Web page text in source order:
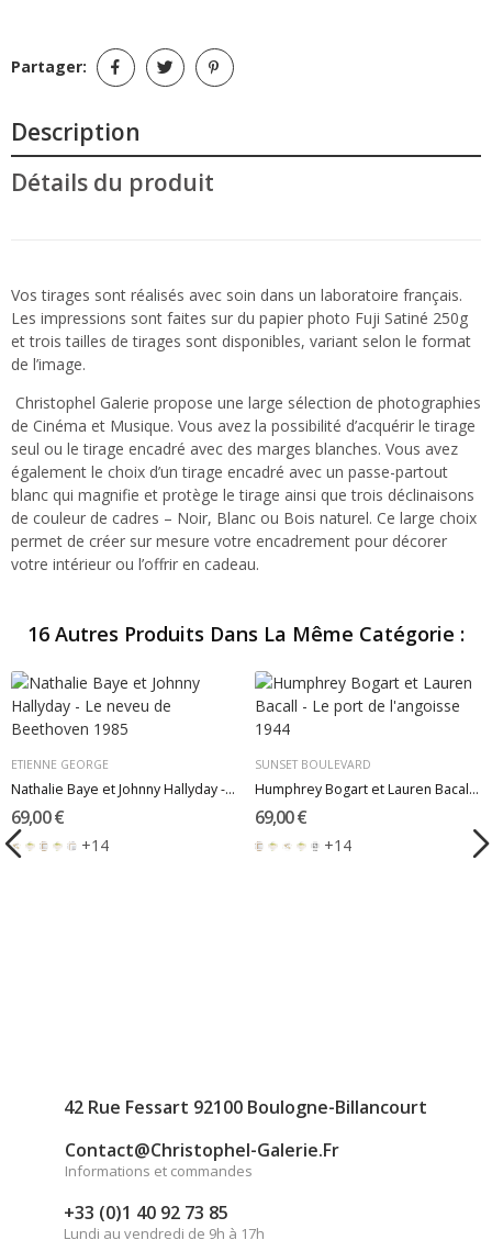
Partager:
Description
Détails du produit
Vos tirages sont réalisés avec soin dans un laboratoire français.
Les impressions sont faites sur du papier photo Fuji Satiné 250g
et trois tailles de tirages sont disponibles, variant selon le format
de l’image.
Christophel Galerie propose une large sélection de photographies
de Cinéma et Musique. Vous avez la possibilité d’acquérir le tirage
seul ou le tirage encadré avec des marges blanches. Vous avez
également le choix d’un tirage encadré avec un passe-partout
blanc qui magnifie et protège le tirage ainsi que trois déclinaisons
de couleur de cadres – Noir, Blanc ou Bois naturel. Ce large choix
permet de créer sur mesure votre encadrement pour décorer
votre intérieur ou l’offrir en cadeau.
16 Autres Produits Dans La Même Catégorie :
ETIENNE GEORGE
Nathalie Baye et Johnny Hallyday - Le neveu de...
69,00 €
+14
SUNSET BOULEVARD
Humphrey Bogart et Lauren Bacall - Le port de...
69,00 €
+14
42 Rue Fessart 92100 Boulogne-Billancourt
Contact@christophel-Galerie.fr
Informations et commandes
+33 (0)1 40 92 73 85
Lundi au vendredi de 9h à 17h